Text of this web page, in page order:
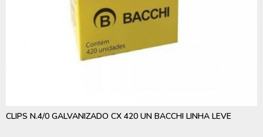
CLIPS N.4/0 GALVANIZADO CX 420 UN BACCHI LINHA LEVE